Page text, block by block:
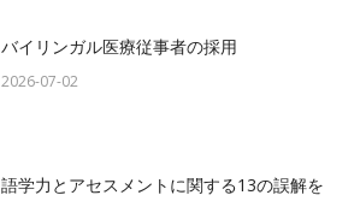
バイリンガル医療従事者の採用
2026-07-02
語学力とアセスメントに関する13の誤解を